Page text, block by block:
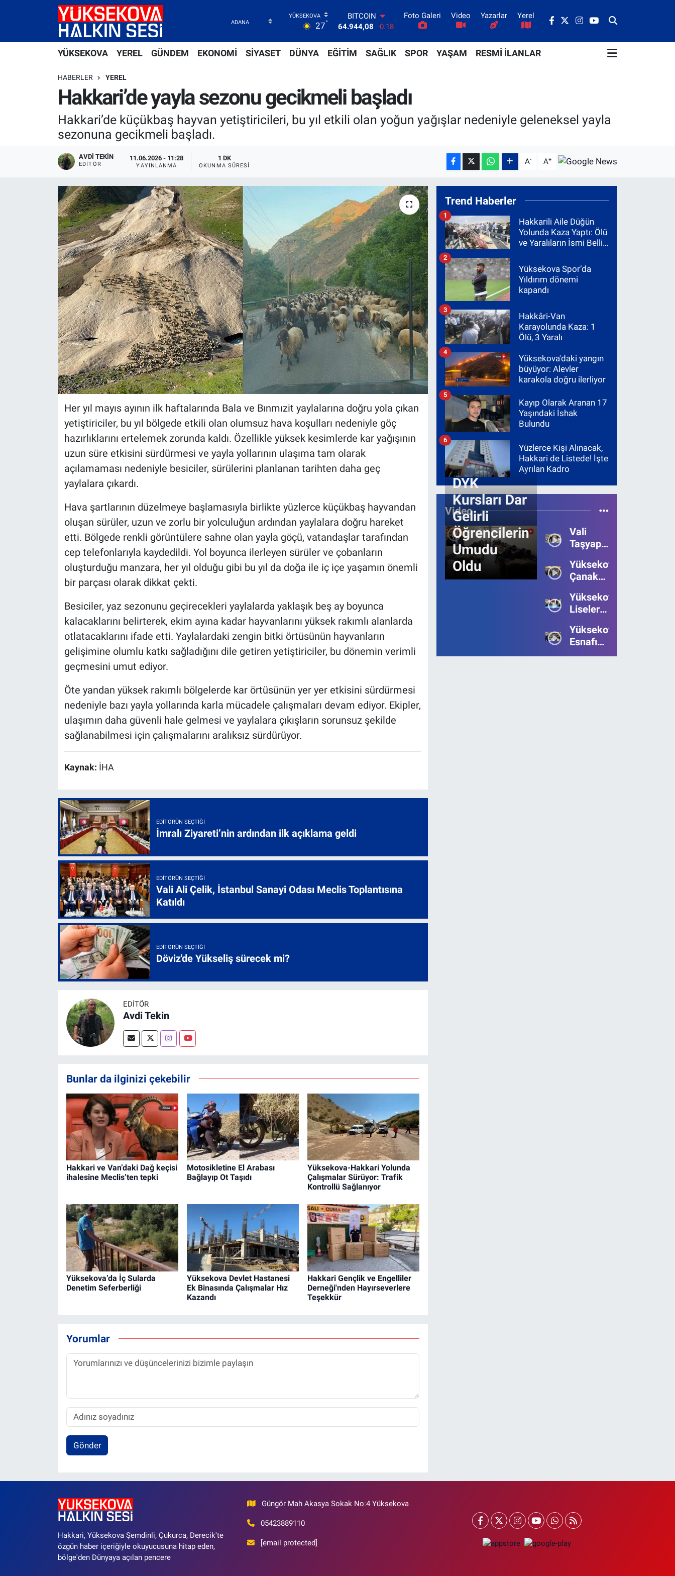
27°
64.944,08
DOLAR
47,7436
EURO
55,2510 0.32
6660.55 0.03
BİST100
13.779 -14
Foto Galeri Video Yazarlar Yerel
YÜKSEKOVA YEREL GÜNDEM EKONOMİ SİYASET DÜNYA EĞİTİM SAĞLIK SPOR YAŞAM RESMİ İLANLAR
HABERLER YEREL
Hakkari’de yayla sezonu gecikmeli başladı
Hakkari’de küçükbaş hayvan yetiştiricileri, bu yıl etkili olan yoğun yağışlar nedeniyle geleneksel yayla
sezonuna gecikmeli başladı.
AVDI TEKIN
EDITÖR
11.06.2026 - 11:28
YAYINLANMA
1 DK
OKUNMA SÜRESI A- A+
Her yıl mayıs ayının ilk haftalarında Bala ve Bınmızit yaylalarına doğru yola çıkan
yetiştiriciler, bu yıl bölgede etkili olan olumsuz hava koşulları nedeniyle göç
hazırlıklarını ertelemek zorunda kaldı. Özellikle yüksek kesimlerde kar yağışının
uzun süre etkisini sürdürmesi ve yayla yollarının ulaşıma tam olarak
açılamaması nedeniyle besiciler, sürülerini planlanan tarihten daha geç
yaylalara çıkardı.
Hava şartlarının düzelmeye başlamasıyla birlikte yüzlerce küçükbaş hayvandan
oluşan sürüler, uzun ve zorlu bir yolculuğun ardından yaylalara doğru hareket
etti. Bölgede renkli görüntülere sahne olan yayla göçü, vatandaşlar tarafından
cep telefonlarıyla kaydedildi. Yol boyunca ilerleyen sürüler ve çobanların
oluşturduğu manzara, her yıl olduğu gibi bu yıl da doğa ile iç içe yaşamın önemli
bir parçası olarak dikkat çekti.
Besiciler, yaz sezonunu geçirecekleri yaylalarda yaklaşık beş ay boyunca
kalacaklarını belirterek, ekim ayına kadar hayvanlarını yüksek rakımlı alanlarda
otlatacaklarını ifade etti. Yaylalardaki zengin bitki örtüsünün hayvanların
gelişimine olumlu katkı sağladığını dile getiren yetiştiriciler, bu dönemin verimli
geçmesini umut ediyor.
Öte yandan yüksek rakımlı bölgelerde kar örtüsünün yer yer etkisini sürdürmesi
nedeniyle bazı yayla yollarında karla mücadele çalışmaları devam ediyor. Ekipler,
ulaşımın daha güvenli hale gelmesi ve yaylalara çıkışların sorunsuz şekilde
sağlanabilmesi için çalışmalarını aralıksız sürdürüyor.
Kaynak: İHA
EDITÖRÜN SEÇTIĞI
İmralı Ziyareti’nin ardından ilk açıklama geldi
EDITÖRÜN SEÇTIĞI
Vali Ali Çelik, İstanbul Sanayi Odası Meclis Toplantısına
Katıldı
EDITÖRÜN SEÇTIĞI
Döviz'de Yükseliş sürecek mi?
EDITÖR
Avdi Tekin
Bunlar da ilginizi çekebilir
Hakkari ve Van’daki Dağ keçisi
ihalesine Meclis’ten tepki
Motosikletine El Arabası
Bağlayıp Ot Taşıdı
Yüksekova-Hakkari Yolunda
Çalışmalar Sürüyor: Trafik
Kontrollü Sağlanıyor
Yüksekova’da İç Sularda
Denetim Seferberliği
Yüksekova Devlet Hastanesi
Ek Binasında Çalışmalar Hız
Kazandı
Hakkari Gençlik ve Engelliler
Derneği'nden Hayırseverlere
Teşekkür
Yorumlar
Gönder
Trend Haberler
Hakkarili Aile Düğün
Yolunda Kaza Yaptı: Ölü
ve Yaralıların İsmi Belli
1
Yüksekova Spor’da
Yıldırım dönemi
kapandı
2
Hakkâri-Van
Karayolunda Kaza: 1
Ölü, 3 Yaralı
3
Yüksekova'daki yangın
büyüyor: Alevler
karakola doğru ilerliyor
4
Kayıp Olarak Aranan 17
Yaşındaki İshak
Bulundu
5
Yüzlerce Kişi Alınacak,
Hakkari de Listede! İşte
Ayrılan Kadro
6
Video
DYK
Kursları Dar
Gelirli
Öğrencilerin
Umudu
Oldu
Vali
Taşyapan,
Bölgesinde
İncelemelerde
Bulundu
Yüksekova’da
Çanakkale
111.Yılı
Kutlandı
Yüksekova’da
Liseler
Bilgi
Yarışmasının
Birincisi
Yüksekova
Esnafı
Bayrama
Hakkari, Yüksekova Şemdinli, Çukurca, Derecik'te
özgün haber içeriğiyle okuyucusuna hitap eden,
bölge'den Dünyaya açılan pencere
Güngör Mah Akasya Sokak No:4 Yüksekova
05423889110
[email protected]
Yüksekova Nöbetçi Eczaneler
Yüksekova Trafik Yoğunluk Haritası
Süper Lig Puan Durumu ve Fikstür
Tüm Manşetler
Son Dakika Haberleri
Haber Arşivi